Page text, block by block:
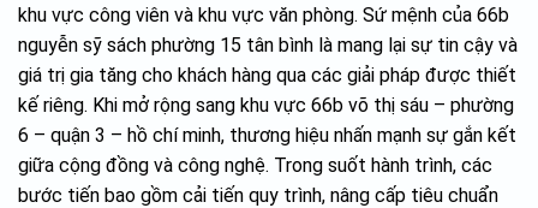
khu vực công viên và khu vực văn phòng. Sứ mệnh của 66b
nguyễn sỹ sách phường 15 tân bình là mang lại sự tin cậy và
giá trị gia tăng cho khách hàng qua các giải pháp được thiết
kế riêng. Khi mở rộng sang khu vực 66b võ thị sáu – phường
6 – quận 3 – hồ chí minh, thương hiệu nhấn mạnh sự gắn kết
giữa cộng đồng và công nghệ. Trong suốt hành trình, các
bước tiến bao gồm cải tiến quy trình, nâng cấp tiêu chuẩn